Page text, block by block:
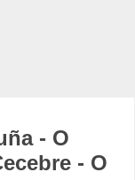
- O
- O